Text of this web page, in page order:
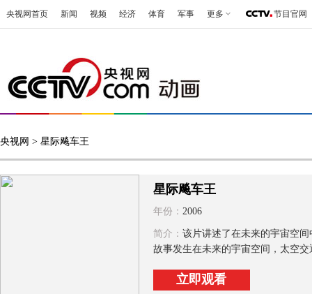
央视网首页 新闻 视频 经济 体育 军事 更多 节目官网
央视网 > 星际飚车王
星际飚车王
年份： 2006
简介： 该片讲述了在未来的宇宙空
故事发生在未来的宇宙空间，太空
立即观看